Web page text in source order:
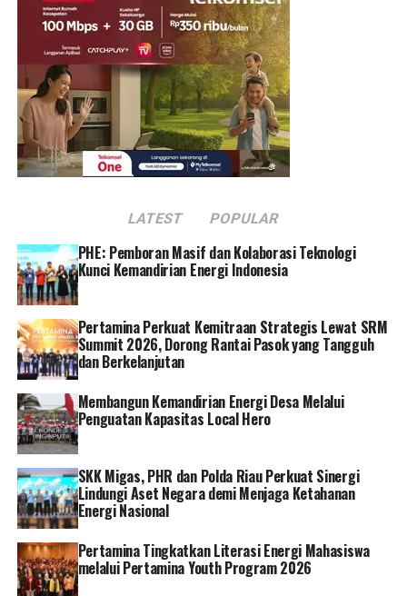
PHR. Disampaikan, untuk di Kota Dumai ada 16 tangki
timbun dengan kapasitas penyimpanan sebanyak 5,1
juta barel. Sementara, total tangki timbun yang dimiliki
PHR di WK Rokan sebanyak 26 unit dengan total
kapasitas penyimpanan sebesar 5,8 juta barel.
Presiden Joko Widodo mengapresiasi kinerja PHR
pascaalih kelola pada 9 Agustus 2021 lalu. Presiden
mengatakan keputusan alih kelola diambil karena
“Sejak awal kenapa Rokan ini kita ambil alih dan tidak
diperpanjang, kita ingin meyakinkan bahwa SDM kita ini
mampu,” tegas Presiden.
Dia menambahkan, sejak dialih kelola, produksi Blok
Rokan terus meningkat. “Dan itu yang saya tanyakan ke
Dirut Pertamina, produksinya naik atau turun? Ternyata
naik. Dulu waktu dikelola Chevron turun sekarang sudah
mulai naik dari 156-158 ribu barel per hari menjadi 166
ribu barel per hari. Tapi yang kita inginkan adalah
sebuah peningkatan yang berlipat,” kata Presiden.
Presiden juga meninjau jaringan pipa transportasi
minyak mentah yang ada di lokasi tersebut. Untuk di
Dumai, jaringan pipa tersebut sepanjang 337 km. Selain
itu, untuk unit operasi Hydrocarbon Transportation
LATEST POPULAR
PHE: Pemboran Masif dan Kolaborasi Teknologi
Kunci Kemandirian Energi Indonesia
Pertamina Perkuat Kemitraan Strategis Lewat SRM
Summit 2026, Dorong Rantai Pasok yang Tangguh
dan Berkelanjutan
Membangun Kemandirian Energi Desa Melalui
Penguatan Kapasitas Local Hero
SKK Migas, PHR dan Polda Riau Perkuat Sinergi
Lindungi Aset Negara demi Menjaga Ketahanan
Energi Nasional
Pertamina Tingkatkan Literasi Energi Mahasiswa
melalui Pertamina Youth Program 2026